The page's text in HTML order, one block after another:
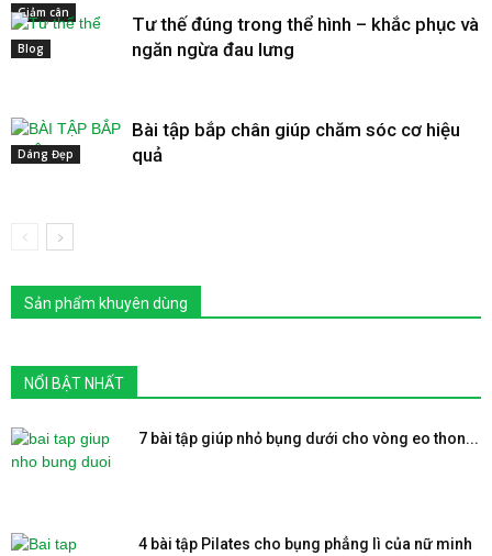
Giảm cân
Blog
Tư thế đúng trong thể hình – khắc phục và
ngăn ngừa đau lưng
Dáng Đẹp
Bài tập bắp chân giúp chăm sóc cơ hiệu
quả
Sản phẩm khuyên dùng
NỔI BẬT NHẤT
7 bài tập giúp nhỏ bụng dưới cho vòng eo thon...
4 bài tập Pilates cho bụng phẳng lì của nữ minh